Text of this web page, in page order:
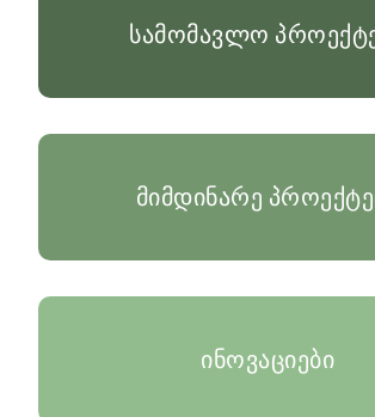
სამომავლო
მიმდინარე
ინოვაციები